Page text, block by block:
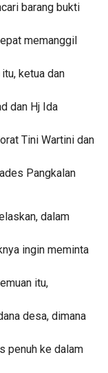
barang bukti
memanggil
ketua dan
dan Hj Ida
Tini Wartini dan
Pangkalan
dalam
ingin meminta
itu,
desa, dimana
penuh ke dalam